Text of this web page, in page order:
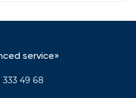
service»
333 49 68